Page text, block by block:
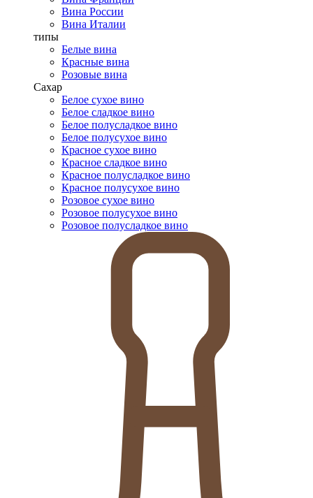
Вина России
Вина Италии
типы
Белые вина
Красные вина
Розовые вина
Сахар
Белое сухое вино
Белое сладкое вино
Белое полусладкое вино
Белое полусухое вино
Красное сухое вино
Красное сладкое вино
Красное полусладкое вино
Красное полусухое вино
Розовое сухое вино
Розовое полусухое вино
Розовое полусладкое вино